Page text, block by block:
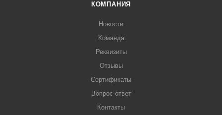
КОМПАНИЯ
Новости
Команда
Реквизиты
Отзывы
Сертификаты
Вопрос-ответ
Контакты